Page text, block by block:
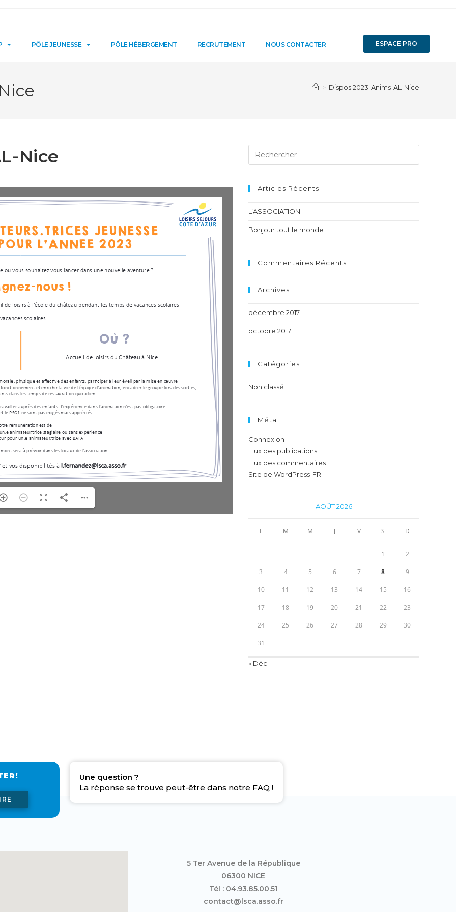
PÔLE JEUNESSE PÔLE HÉBERGEMENT RECRUTEMENT NOUS CONTACTER ESPACE PRO
> Dispos 2023-Anims-AL-Nice
Nice
Articles Récents
L’ASSOCIATION
Bonjour tout le monde !
Commentaires Récents
Archives
décembre 2017
octobre 2017
Catégories
Non classé
Méta
Connexion
Flux des publications
Flux des commentaires
Site de WordPress-FR
AOÛT 2026
L M M J V S D
1 2
3 4 5 6 7 8 9
10 11 12 13 14 15 16
17 18 19 20 21 22 23
24 25 26 27 28 29 30
31
« Déc
Une question ?
La réponse se trouve peut-être dans notre FAQ !
5 Ter Avenue de la République
06300 NICE
Tél : 04.93.85.00.51
contact@lsca.asso.fr